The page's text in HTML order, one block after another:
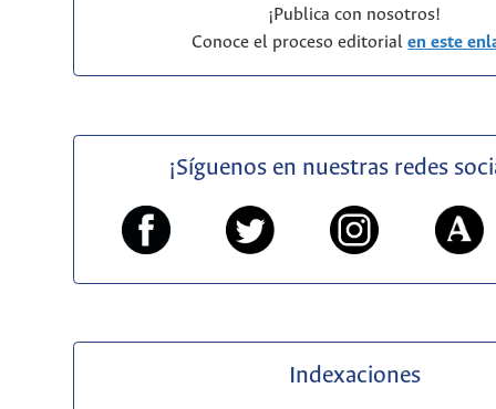
¡Publica con nosotros!
Conoce el proceso editorialen este
¡Síguenos en nuestras redes
Indexaciones